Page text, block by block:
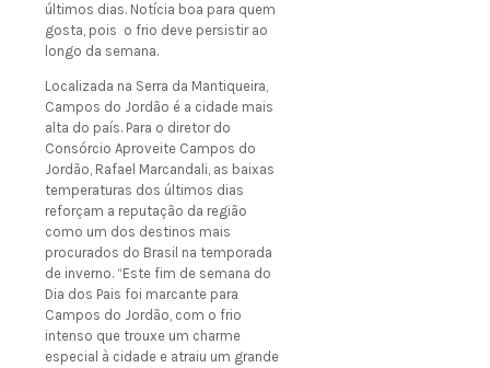
últimos dias. Notícia boa para quem
gosta, pois o frio deve persistir ao
longo da semana.
Localizada na Serra da Mantiqueira,
Campos do Jordão é a cidade mais
alta do país. Para o diretor do
Consórcio Aproveite Campos do
Jordão, Rafael Marcandali, as baixas
temperaturas dos últimos dias
reforçam a reputação da região
como um dos destinos mais
procurados do Brasil na temporada
de inverno. “Este fim de semana do
Dia dos Pais foi marcante para
Campos do Jordão, com o frio
intenso que trouxe um charme
especial à cidade e atraiu um grande